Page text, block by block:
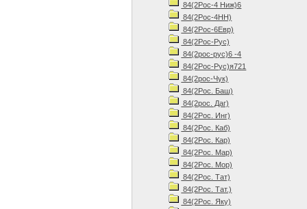
84(2Рос-4 Ниж)6
84(2Рос-4НН)
84(2Рос-6Евр)
84(2Рос-Рус)
84(2рос-рус)6 -4
84(2Рос-Рус)я721
84(2рос-Чук)
84(2Рос. Баш)
84(2рос. Даг)
84(2Рос. Инг)
84(2Рос. Каб)
84(2Рос. Кар)
84(2Рос. Мар)
84(2Рос. Мор)
84(2Рос. Тат)
84(2Рос. Тат.)
84(2Рос. Яку)